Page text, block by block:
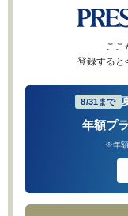
ここ
登録すると
8/31まで
年額プ
※年